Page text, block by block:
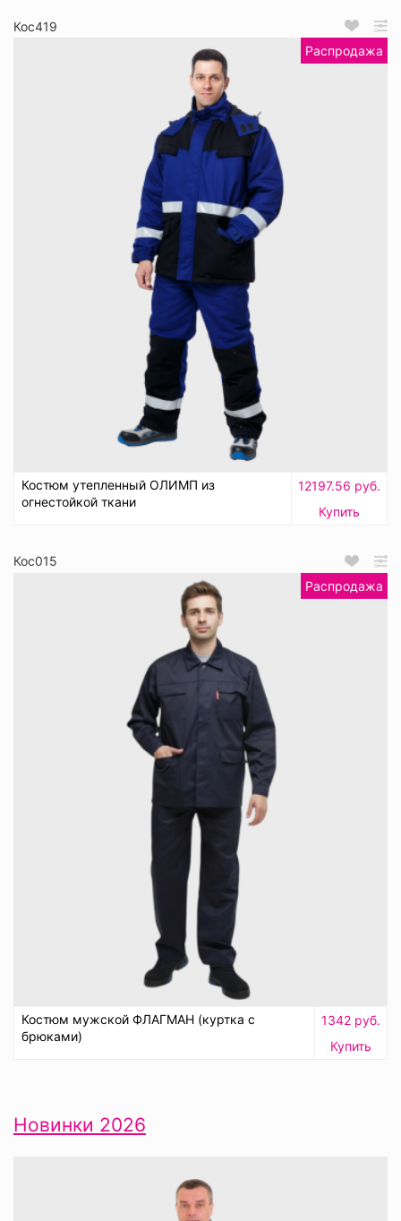
Кос419
Распродажа
Костюм утепленный ОЛИМП из
огнестойкой ткани
12197.56 руб.
Купить
Кос015
Распродажа
Костюм мужской ФЛАГМАН (куртка с
брюками)
1342 руб.
Купить
Новинки 2026